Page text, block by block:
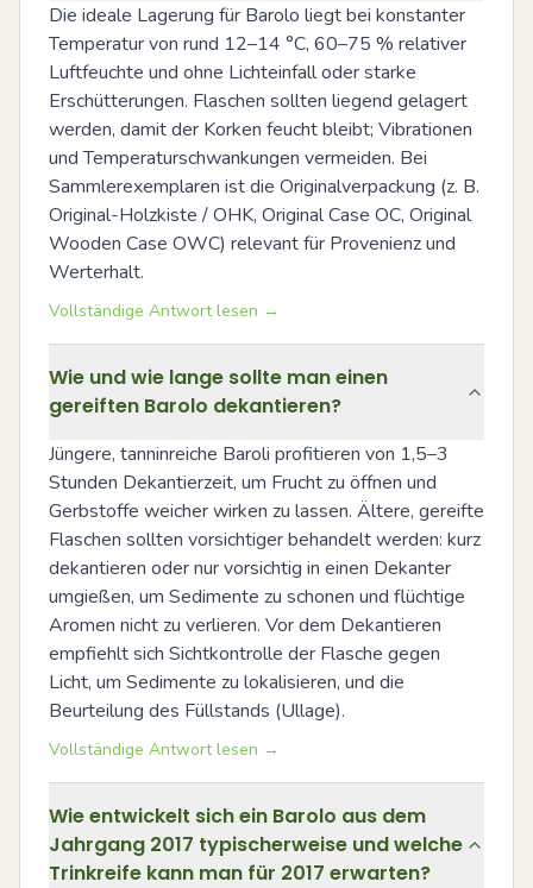
Die ideale Lagerung für Barolo liegt bei konstanter
Temperatur von rund 12–14 °C, 60–75 % relativer
Luftfeuchte und ohne Lichteinfall oder starke
Erschütterungen. Flaschen sollten liegend gelagert
werden, damit der Korken feucht bleibt; Vibrationen
und Temperaturschwankungen vermeiden. Bei
Sammlerexemplaren ist die Originalverpackung (z. B.
Original-Holzkiste / OHK, Original Case OC, Original
Wooden Case OWC) relevant für Provenienz und
Werterhalt.
Vollständige Antwort lesen →
Wie und wie lange sollte man einen
gereiften Barolo dekantieren?
Jüngere, tanninreiche Baroli profitieren von 1,5–3
Stunden Dekantierzeit, um Frucht zu öffnen und
Gerbstoffe weicher wirken zu lassen. Ältere, gereifte
Flaschen sollten vorsichtiger behandelt werden: kurz
dekantieren oder nur vorsichtig in einen Dekanter
umgießen, um Sedimente zu schonen und flüchtige
Aromen nicht zu verlieren. Vor dem Dekantieren
empfiehlt sich Sichtkontrolle der Flasche gegen
Licht, um Sedimente zu lokalisieren, und die
Beurteilung des Füllstands (Ullage).
Vollständige Antwort lesen →
Wie entwickelt sich ein Barolo aus dem
Jahrgang 2017 typischerweise und welche
Trinkreife kann man für 2017 erwarten?